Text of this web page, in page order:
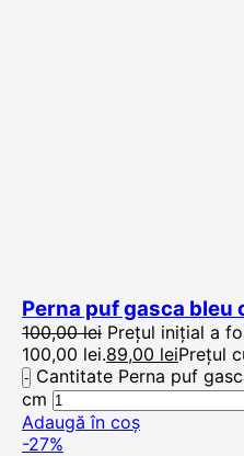
Perna puf gasca
100,00lei Prețul inițial a
100,00 lei.89,00 leiPrețul
Cantitate Perna puf
cm
Adaugă în coș
-27%